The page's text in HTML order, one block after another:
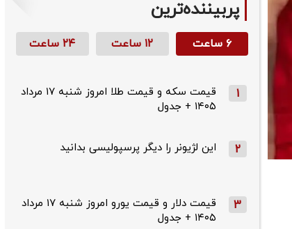
پربیننده‌ترین
۶ ساعت ۱۲ ساعت ۲۴ ساعت
1
قیمت سکه و قیمت طلا امروز شنبه ۱۷ مرداد
۱۴۰۵ + جدول
2 این لژیونر را دیگر پرسپولیسی بدانید
3
قیمت دلار و قیمت یورو امروز شنبه ۱۷ مرداد
۱۴۰۵ + جدول